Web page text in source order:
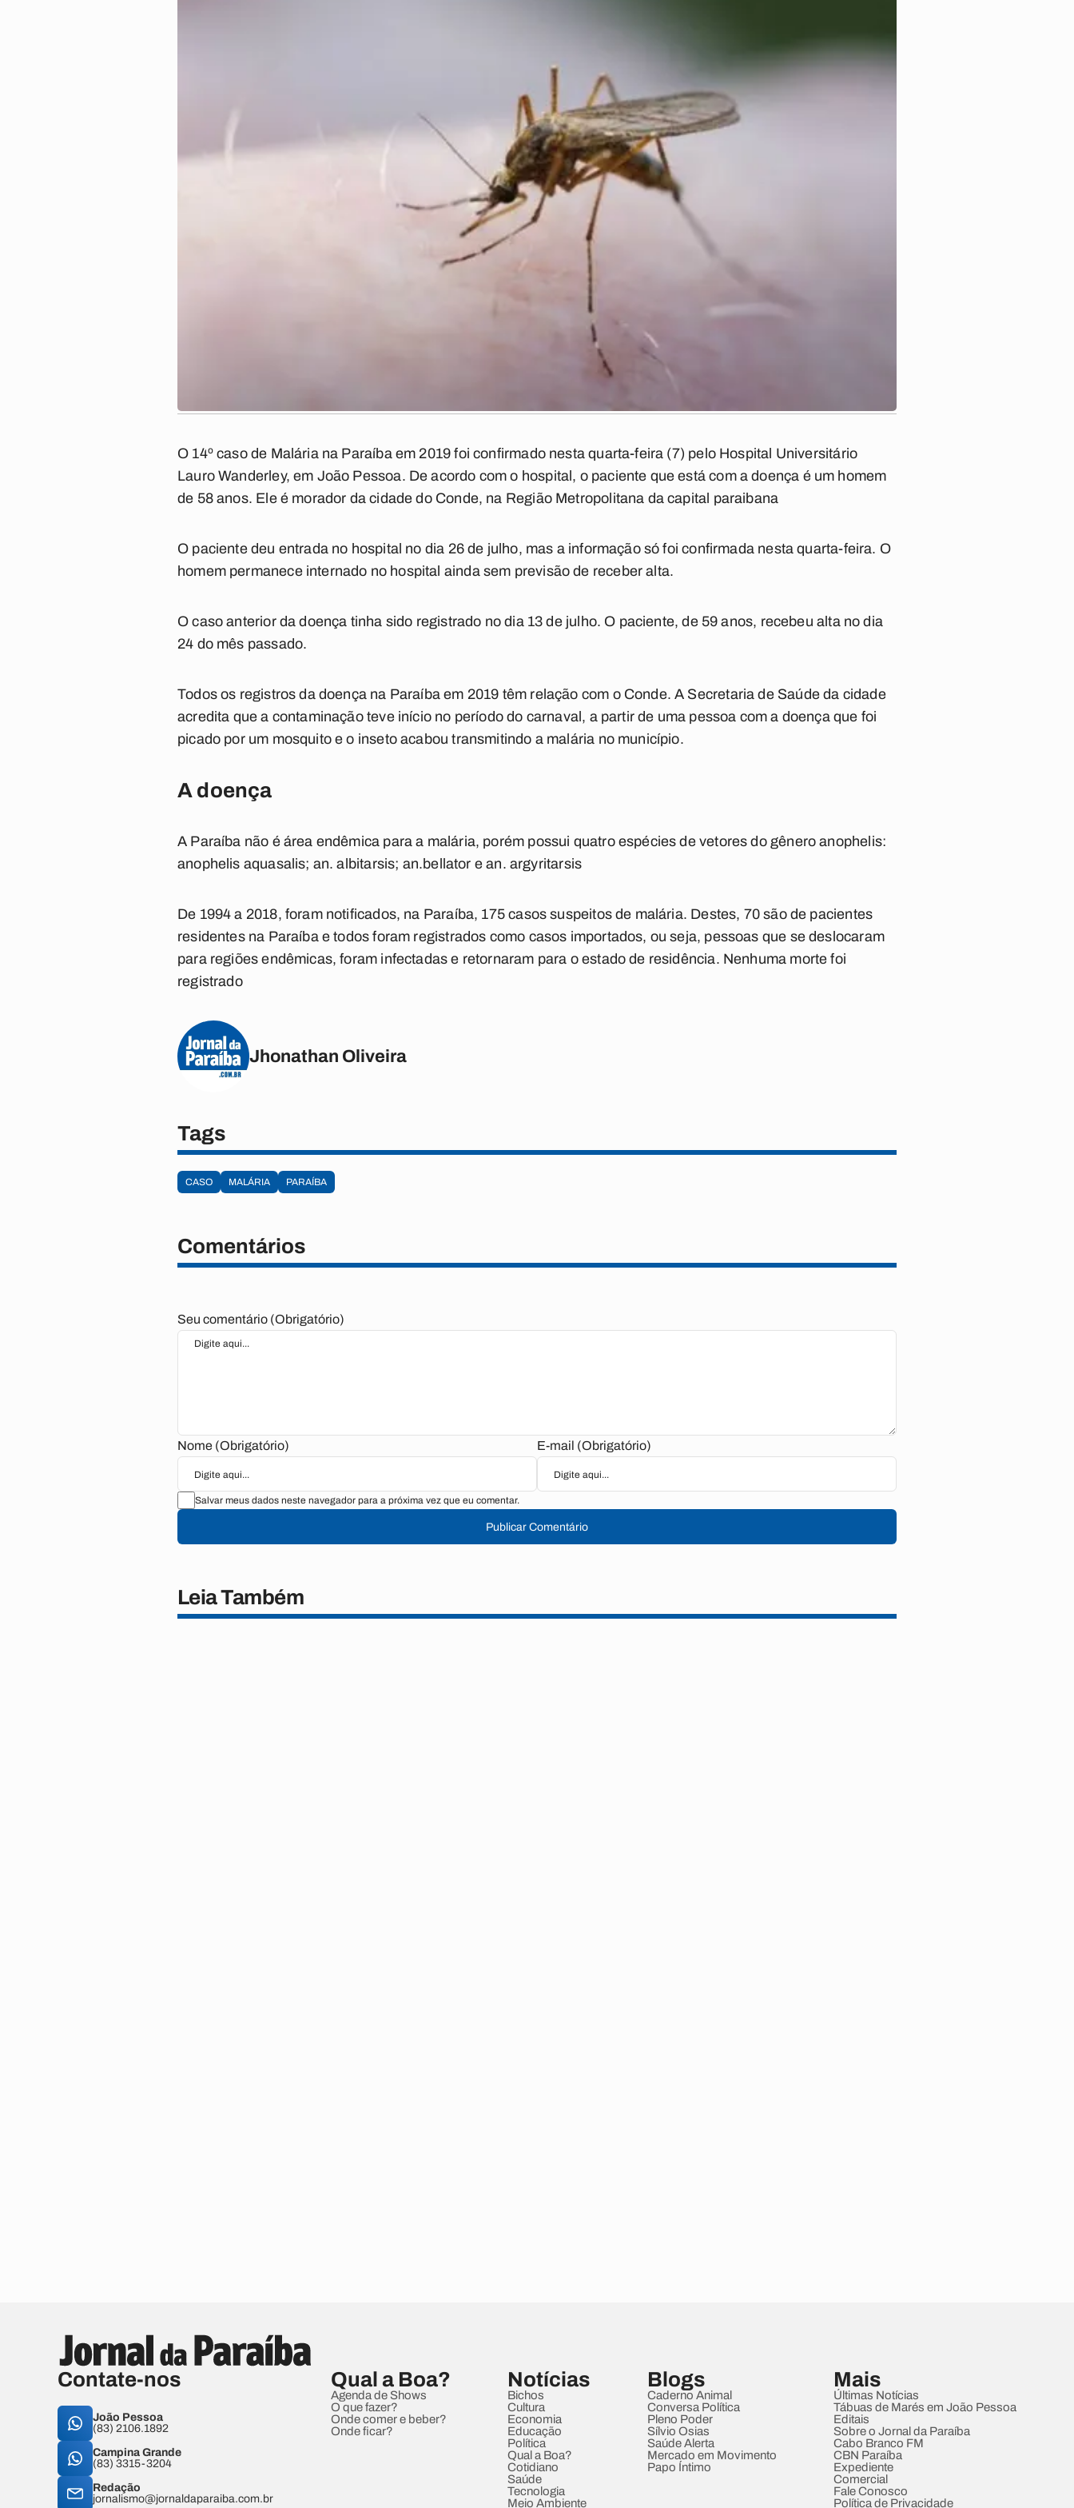
O 14º caso de Malária na Paraíba em 2019 foi confirmado nesta quarta-feira (7) pelo Hospital Universitário
Lauro Wanderley, em João Pessoa. De acordo com o hospital, o paciente que está com a doença é um homem
de 58 anos. Ele é morador da cidade do Conde, na Região Metropolitana da capital paraibana
O paciente deu entrada no hospital no dia 26 de julho, mas a informação só foi confirmada nesta quarta-feira. O
homem permanece internado no hospital ainda sem previsão de receber alta.
O caso anterior da doença tinha sido registrado no dia 13 de julho. O paciente, de 59 anos, recebeu alta no dia
24 do mês passado.
Todos os registros da doença na Paraíba em 2019 têm relação com o Conde. A Secretaria de Saúde da cidade
acredita que a contaminação teve início no período do carnaval, a partir de uma pessoa com a doença que foi
picado por um mosquito e o inseto acabou transmitindo a malária no município.
A doença
A Paraíba não é área endêmica para a malária, porém possui quatro espécies de vetores do gênero anophelis:
anophelis aquasalis; an. albitarsis; an.bellator e an. argyritarsis
De 1994 a 2018, foram notificados, na Paraíba, 175 casos suspeitos de malária. Destes, 70 são de pacientes
residentes na Paraíba e todos foram registrados como casos importados, ou seja, pessoas que se deslocaram
para regiões endêmicas, foram infectadas e retornaram para o estado de residência. Nenhuma morte foi
registrado
Jhonathan Oliveira
Tags
CASO MALÁRIA PARAÍBA
Comentários
Seu comentário (Obrigatório)
Nome (Obrigatório) E-mail (Obrigatório)
Salvar meus dados neste navegador para a próxima vez que eu comentar.
Publicar Comentário
Leia Também
Contate-nos
João Pessoa
(83) 2106.1892
Campina Grande
(83) 3315-3204
Redação
jornalismo@jornaldaparaiba.com.br
Qual a Boa?
Agenda de Shows
O que fazer?
Onde comer e beber?
Onde ficar?
Notícias
Bichos
Cultura
Economia
Educação
Política
Qual a Boa?
Cotidiano
Saúde
Tecnologia
Meio Ambiente
Blogs
Caderno Animal
Conversa Política
Pleno Poder
Sílvio Osias
Saúde Alerta
Mercado em Movimento
Papo Íntimo
Mais
Últimas Notícias
Tábuas de Marés em João Pessoa
Editais
Sobre o Jornal da Paraíba
Cabo Branco FM
CBN Paraíba
Expediente
Comercial
Fale Conosco
Política de Privacidade